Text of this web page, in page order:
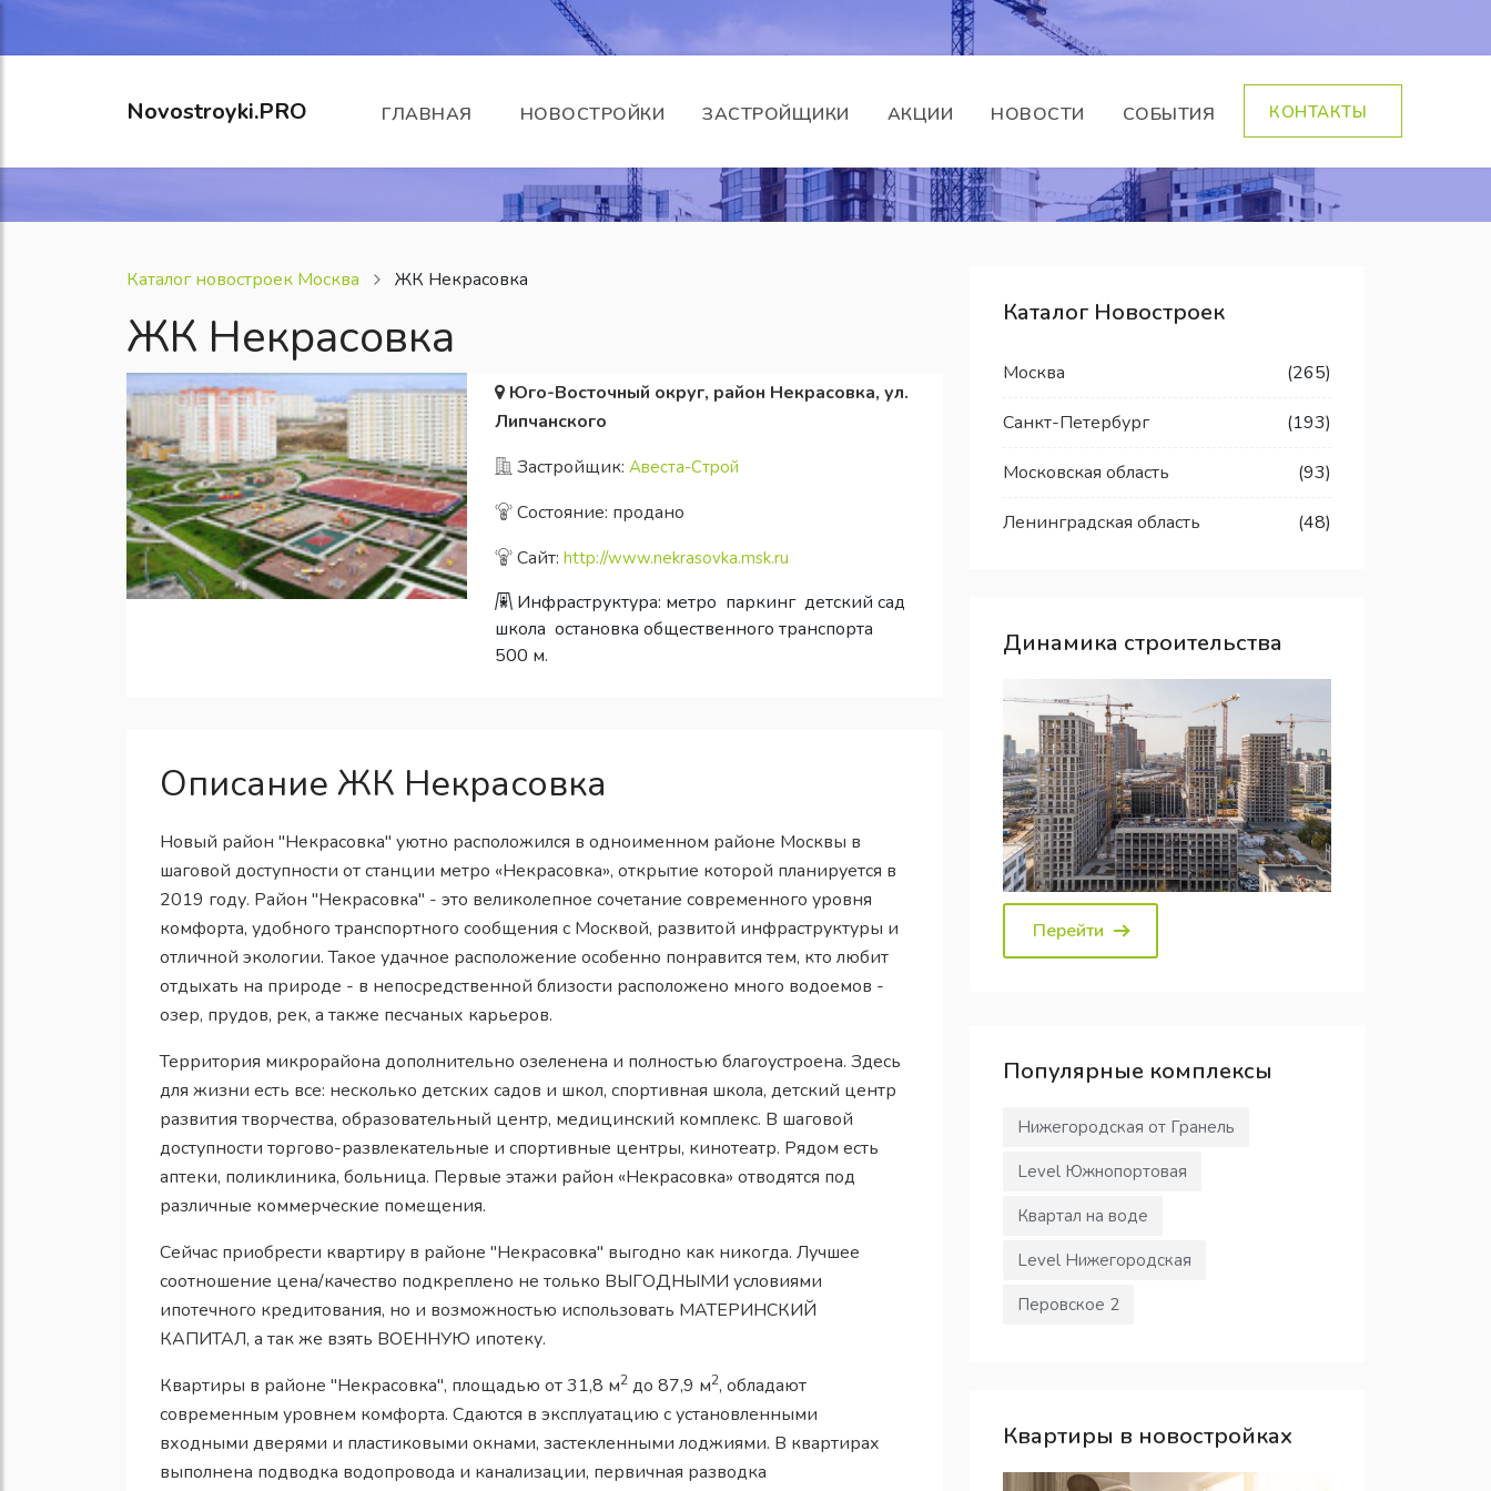
Novostroyki.PRO ГЛАВНАЯ НОВОСТРОЙКИ ЗАСТРОЙЩИКИ АКЦИИ НОВОСТИ СОБЫТИЯ КОНТАКТЫ
Каталог новостроек Москва ЖК Некрасовка
ЖК Некрасовка
Юго-Восточный округ, район Некрасовка, ул.
Липчанского
Застройщик: Авеста-Строй
Состояние: продано
Сайт: http://www.nekrasovka.msk.ru
Инфраструктура: метро паркинг детский сад
школа остановка общественного транспорта
500 м.
Описание ЖК Некрасовка
Новый район "Некрасовка" уютно расположился в одноименном районе Москвы в
шаговой доступности от станции метро «Некрасовка», открытие которой планируется в
2019 году. Район "Некрасовка" - это великолепное сочетание современного уровня
комфорта, удобного транспортного сообщения с Москвой, развитой инфраструктуры и
отличной экологии. Такое удачное расположение особенно понравится тем, кто любит
отдыхать на природе - в непосредственной близости расположено много водоемов -
озер, прудов, рек, а также песчаных карьеров.
Территория микрорайона дополнительно озеленена и полностью благоустроена. Здесь
для жизни есть все: несколько детских садов и школ, спортивная школа, детский центр
развития творчества, образовательный центр, медицинский комплекс. В шаговой
доступности торгово-развлекательные и спортивные центры, кинотеатр. Рядом есть
аптеки, поликлиника, больница. Первые этажи район «Некрасовка» отводятся под
различные коммерческие помещения.
Сейчас приобрести квартиру в районе "Некрасовка" выгодно как никогда. Лучшее
соотношение цена/качество подкреплено не только ВЫГОДНЫМИ условиями
ипотечного кредитования, но и возможностью использовать МАТЕРИНСКИЙ
КАПИТАЛ, а так же взять ВОЕННУЮ ипотеку.
Квартиры в районе "Некрасовка", площадью от 31,8 м2 до 87,9 м2, обладают
современным уровнем комфорта. Сдаются в эксплуатацию с установленными
входными дверями и пластиковыми окнами, застекленными лоджиями. В квартирах
выполнена подводка водопровода и канализации, первичная разводка
Каталог Новостроек
Москва (265)
Санкт-Петербург (193)
Московская область (93)
Ленинградская область (48)
Динамика строительства
Перейти
Популярные комплексы
Нижегородская от Гранель
Level Южнопортовая
Квартал на воде
Level Нижегородская
Перовское 2
Квартиры в новостройках